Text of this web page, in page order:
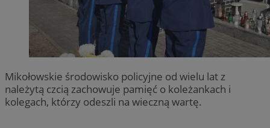
Mikołowskie środowisko policyjne od wielu lat z
należytą czcią zachowuje pamięć o koleżankach i
kolegach, którzy odeszli na wieczną wartę.